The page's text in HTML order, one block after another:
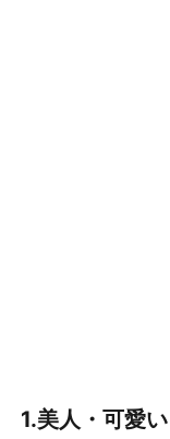
い
1.美人・可愛い